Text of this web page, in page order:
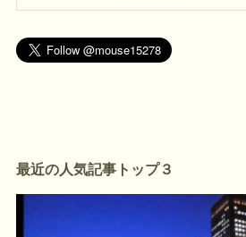
最近の人気記事トップ３